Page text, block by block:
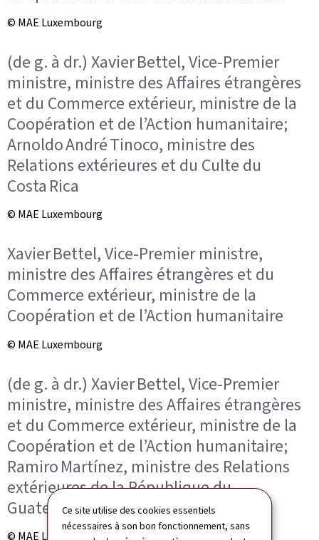
Ce site utilise des cookies essentiels
nécessaires à son bon fonctionnement, sans
© MAE Luxembourg
(de g. à dr.) Xavier Bettel, Vice-Premier
ministre, ministre des Affaires étrangères
et du Commerce extérieur, ministre de la
Coopération et de l’Action humanitaire;
Arnoldo André Tinoco, ministre des
Relations extérieures et du Culte du
Costa Rica
© MAE Luxembourg
Xavier Bettel, Vice-Premier ministre,
ministre des Affaires étrangères et du
Commerce extérieur, ministre de la
Coopération et de l’Action humanitaire
© MAE Luxembourg
(de g. à dr.) Xavier Bettel, Vice-Premier
ministre, ministre des Affaires étrangères
et du Commerce extérieur, ministre de la
Coopération et de l’Action humanitaire;
Ramiro Martínez, ministre des Relations
extérieures de la République du
Guatemala
© MAE Luxembourg